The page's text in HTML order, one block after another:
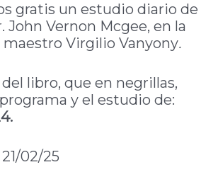
gratis un estudio diario de
John Vernon Mcgee, en la
Virgilio Vanyony.
libro, que en negrillas,
y el estudio de:
02/25